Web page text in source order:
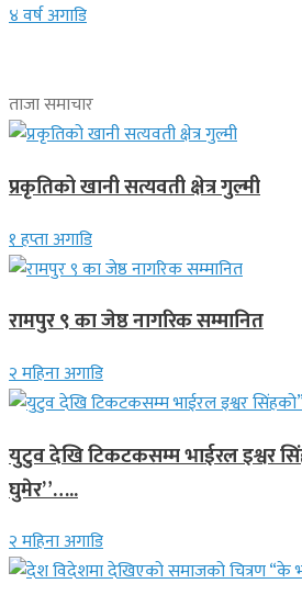
४ वर्ष अगाडि
ताजा समाचार
प्रकृतिको खानी सत्यवती क्षेत्र गुल्मी
१ हप्ता अगाडि
रामपुर ९ का जेष्ठ नागरिक सम्मानित
२ महिना अगाडि
युटुव देखि टिकटकसम्म भाईरल इश्वर
घुमेर”…..
२ महिना अगाडि